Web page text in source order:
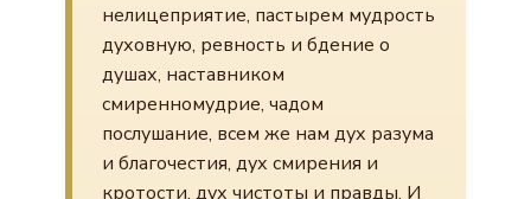
нелицеприятие, пастырем мудрость
духовную, ревность и бдение о
душах, наставником
смиренномудрие, чадом
послушание, всем же нам дух разума
и благочестия, дух смирения и
кротости, дух чистоты и правды. И